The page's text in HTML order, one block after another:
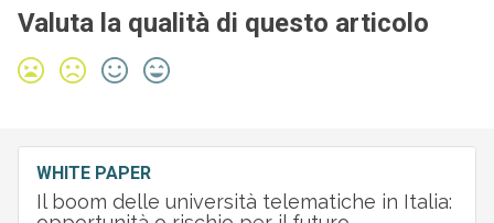
Valuta la qualità di questo articolo
WHITE PAPER
Il boom delle università telematiche in Italia: